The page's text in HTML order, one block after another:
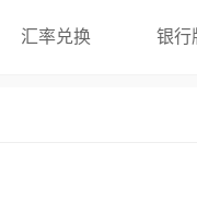
汇率兑换 银行